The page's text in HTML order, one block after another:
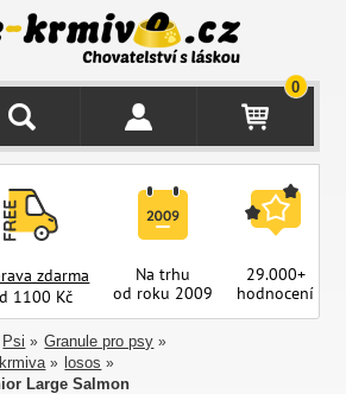
0
zdarma
1100 Kč
Na trhu
od roku 2009
29.000+
hodnocení
Psi » Granule pro psy »
» losos »
Large Salmon